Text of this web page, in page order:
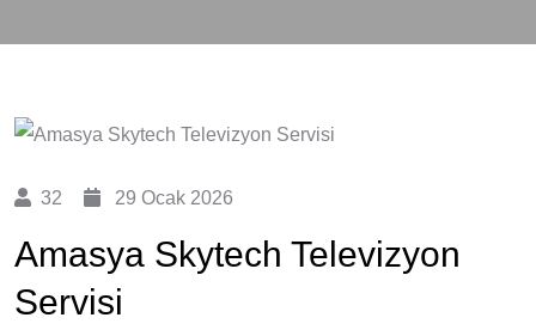
32 29 Ocak 2026
Amasya Skytech Televizyon
Servisi